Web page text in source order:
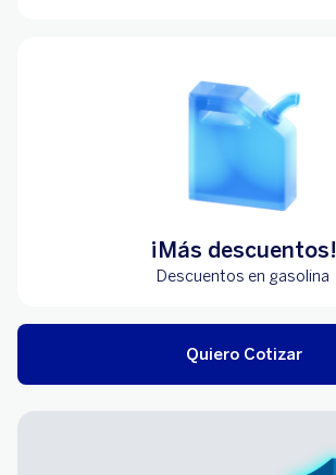
¡Más descuentos!
Descuentos en gasolina
Quiero Cotizar